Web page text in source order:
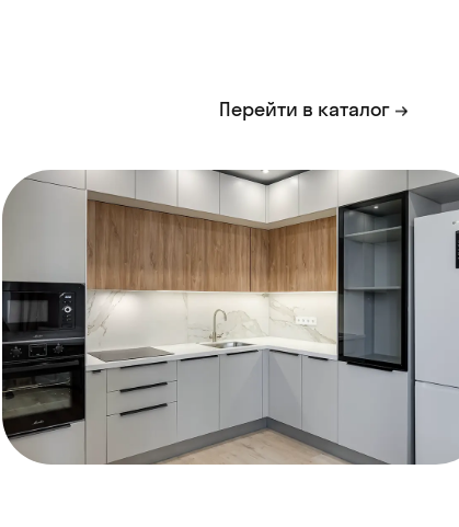
Перейти в каталог